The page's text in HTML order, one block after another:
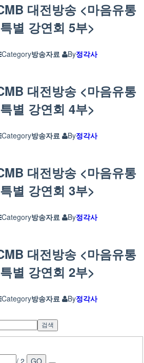
대전방송 <마음유통
별 강연회 5부>
Category방송자료 By정각사
대전방송 <마음유통
별 강연회 4부>
Category방송자료 By정각사
대전방송 <마음유통
별 강연회 3부>
Category방송자료 By정각사
대전방송 <마음유통
별 강연회 2부>
Category방송자료 By정각사
검색